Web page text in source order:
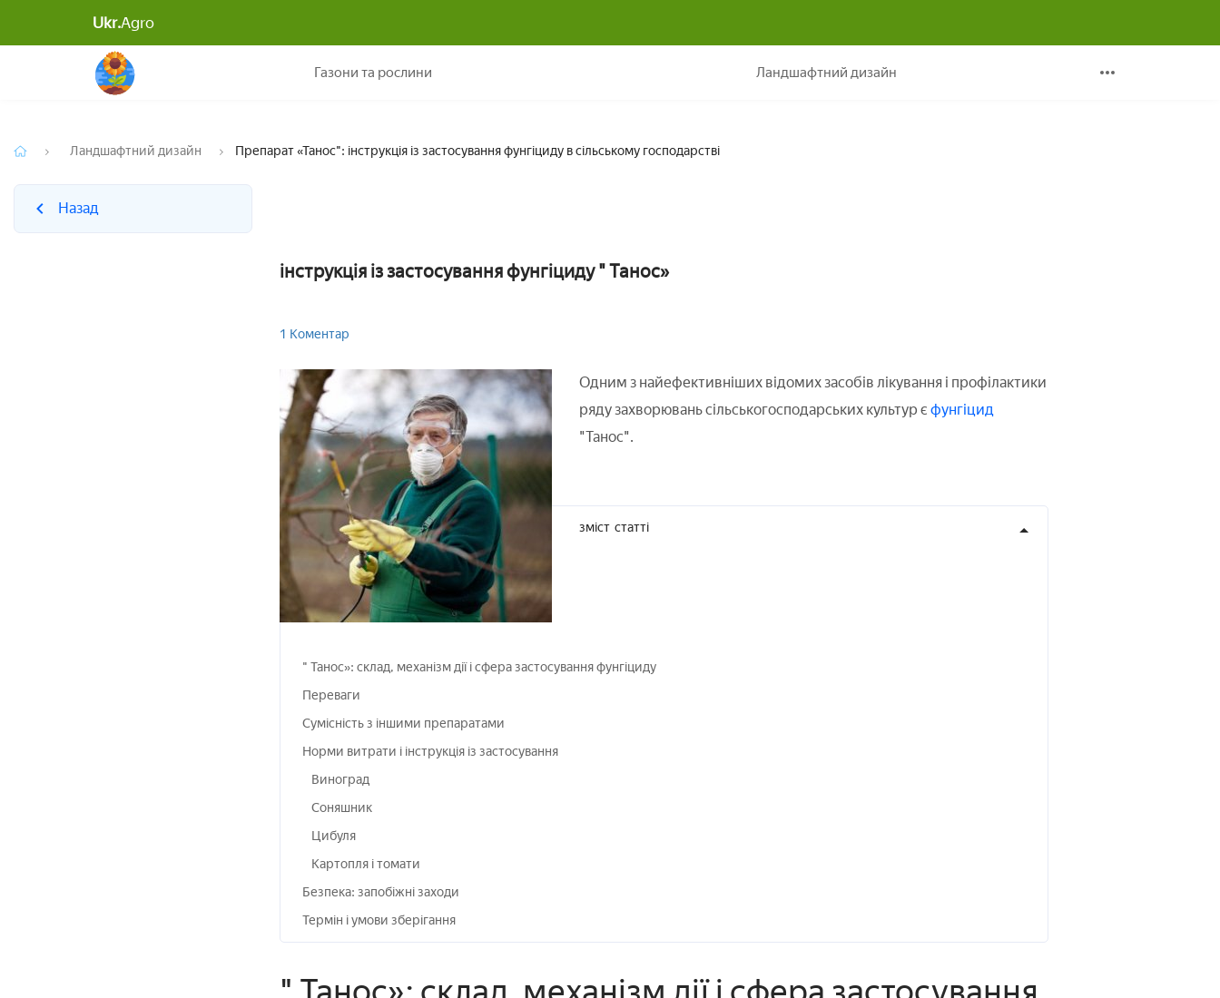
Ukr.Agro
Газони та рослини Ландшафтний дизайн
Назад
Ландшафтний дизайн Препарат «Танос": інструкція із застосування фунгіциду в сільському господарстві
Назад
інструкція із застосування фунгіциду " Танос»
1 Коментар
Одним з найефективніших відомих засобів лікування і профілактики
ряду захворювань сільськогосподарських культур є фунгіцид
"Танос".
зміст статті
" Танос»: склад, механізм дії і сфера застосування фунгіциду
Переваги
Сумісність з іншими препаратами
Норми витрати і інструкція із застосування
Виноград
Соняшник
Цибуля
Картопля і томати
Безпека: запобіжні заходи
Термін і умови зберігання